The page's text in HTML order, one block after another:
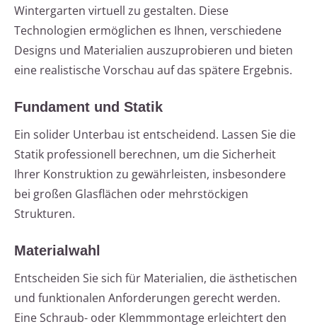
Wintergarten virtuell zu gestalten. Diese
Technologien ermöglichen es Ihnen, verschiedene
Designs und Materialien auszuprobieren und bieten
eine realistische Vorschau auf das spätere Ergebnis.
Fundament und Statik
Ein solider Unterbau ist entscheidend. Lassen Sie die
Statik professionell berechnen, um die Sicherheit
Ihrer Konstruktion zu gewährleisten, insbesondere
bei großen Glasflächen oder mehrstöckigen
Strukturen.
Materialwahl
Entscheiden Sie sich für Materialien, die ästhetischen
und funktionalen Anforderungen gerecht werden.
Eine Schraub- oder Klemmmontage erleichtert den